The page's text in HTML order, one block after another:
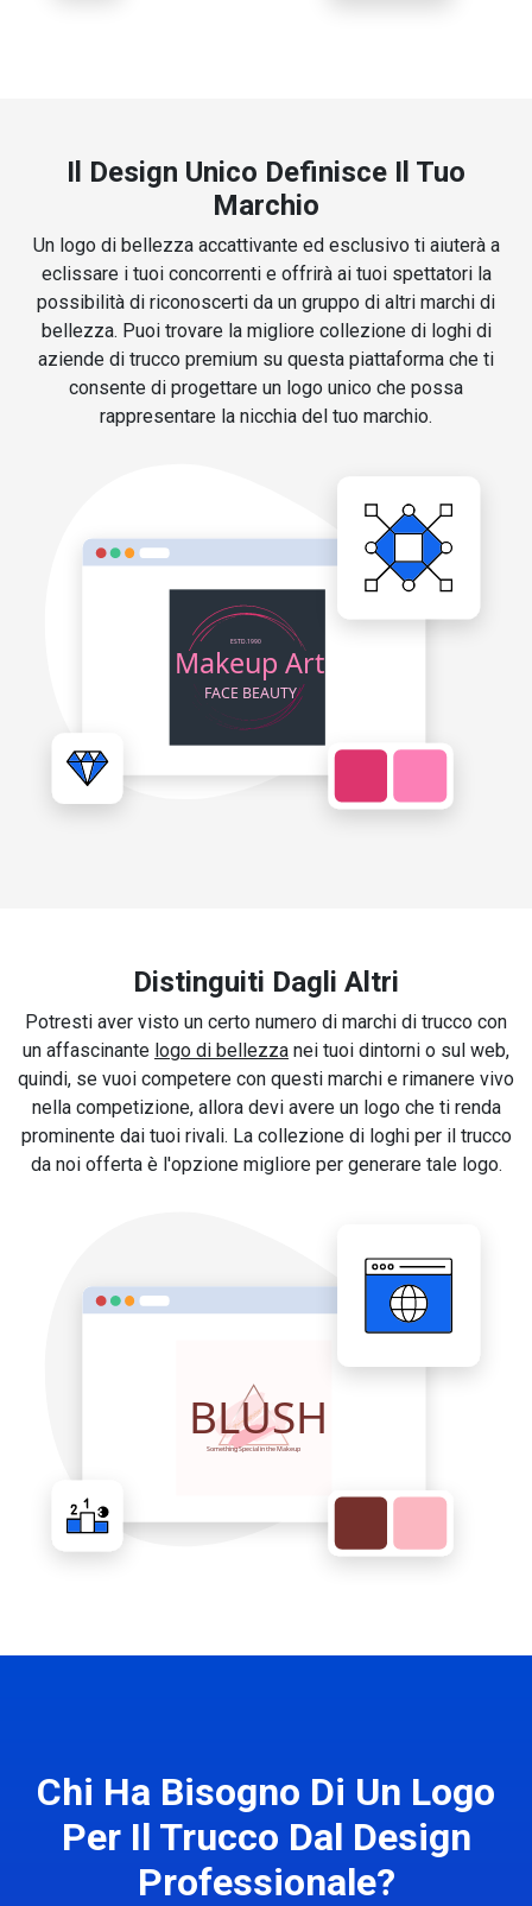
Il Design Unico Definisce Il Tuo
Marchio
Un logo di bellezza accattivante ed esclusivo ti aiuterà a
eclissare i tuoi concorrenti e offrirà ai tuoi spettatori la
possibilità di riconoscerti da un gruppo di altri marchi di
bellezza. Puoi trovare la migliore collezione di loghi di
aziende di trucco premium su questa piattaforma che ti
consente di progettare un logo unico che possa
rappresentare la nicchia del tuo marchio.
Distinguiti Dagli Altri
Potresti aver visto un certo numero di marchi di trucco con
un affascinante logo di bellezza nei tuoi dintorni o sul web,
quindi, se vuoi competere con questi marchi e rimanere vivo
nella competizione, allora devi avere un logo che ti renda
prominente dai tuoi rivali. La collezione di loghi per il trucco
da noi offerta è l'opzione migliore per generare tale logo.
Chi Ha Bisogno Di Un Logo
Per Il Trucco Dal Design
Professionale?